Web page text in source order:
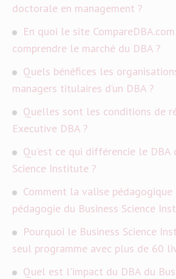
doctorale en management ?
En quoi le site
comprendre le marché du DBA ?
Quels bénéfices les
managers titulaires d’un DBA ?
Quelles sont les conditions de
Executive DBA ?
Qu'est ce qui différencie le DBA
Science Institute ?
Comment la valise pédagogique
pédagogie du Business Science
Pourquoi le Business Science
seul programme avec plus de 60
Quel est l'impact du DBA du